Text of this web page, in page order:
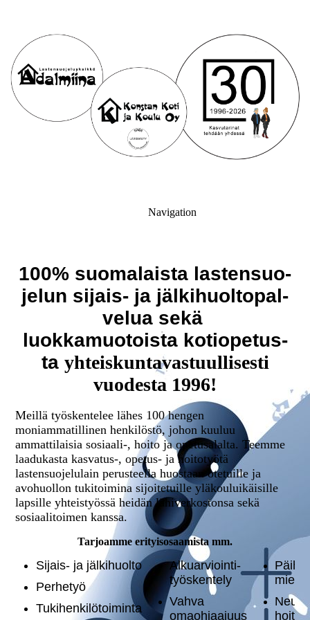
Navigation
100% suo­ma­lais­ta las­ten­suo­
je­lun sijais- ja jäl­ki­huol­to­pal­
ve­lua sekä
luok­ka­muo­tois­ta ko­tio­pe­tus­
ta yh­teis­kun­ta­vas­tuul­li­ses­ti
vuodesta 1996!
Meillä työskentelee lähes 100 hengen
moniammatillinen henkilöstö, johon kuuluu
ammattilaisia sosiaali-, hoito ja opetusalalta. Teemme
laadukasta kasvatus-, opetus- ja hoitotyötä
lastensuojelulain perusteella huostaan otetuille ja
avohuollon tukitoimina sijoitetuille yläkouluikäisille
lapsille yhteistyössä heidän lähiverkostonsa sekä
sosiaalitoimen kanssa.
Tarjoamme erityisosaamista mm.
Sijais- ja jälkihuolto
Perhetyö
Tukihenkilötoiminta
Al­kuar­vioin­ti­
työs­ken­te­ly
Vahva
omaohjaajuus